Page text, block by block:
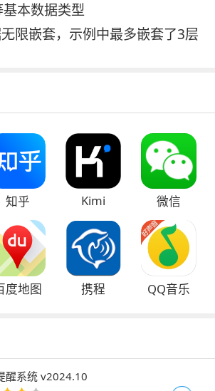
本数据类型
限嵌套，示例中最多嵌套了3层
知乎 Kimi 微信
度地图 携程 QQ音乐
醒系统 v2024.10